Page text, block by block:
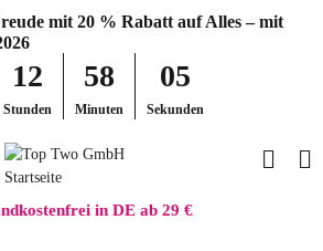
mit 20 % Rabatt auf Alles – mit
12
Stunden
58
Minuten
05
Sekunden
in DE ab 29 €